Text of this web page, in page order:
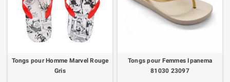
Tongs pour Homme Marvel Rouge
Gris
Tongs pour Femmes Ipanema
81030 23097